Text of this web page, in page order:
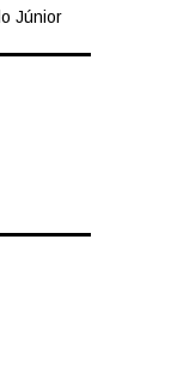
Júnior